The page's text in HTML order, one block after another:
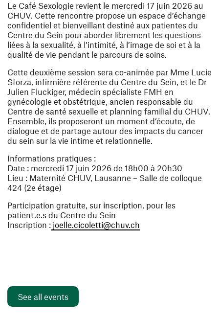
Le Café Sexologie revient le mercredi 17 juin 2026 au
CHUV. Cette rencontre propose un espace d’échange
confidentiel et bienveillant destiné aux patientes du
Centre du Sein pour aborder librement les questions
liées à la sexualité, à l’intimité, à l’image de soi et à la
qualité de vie pendant le parcours de soins.
Cette deuxième session sera co-animée par Mme Lucie
Sforza, infirmière référente du Centre du Sein, et le Dr
Julien Fluckiger, médecin spécialiste FMH en
gynécologie et obstétrique, ancien responsable du
Centre de santé sexuelle et planning familial du CHUV.
Ensemble, ils proposeront un moment d’écoute, de
dialogue et de partage autour des impacts du cancer
du sein sur la vie intime et relationnelle.
Informations pratiques :
Date : mercredi 17 juin 2026 de 18h00 à 20h30
Lieu : Maternité CHUV, Lausanne – Salle de colloque
424 (2e étage)
Participation gratuite, sur inscription, pour les
patient.e.s du Centre du Sein
Inscription : joelle.cicoletti@chuv.ch
See all events